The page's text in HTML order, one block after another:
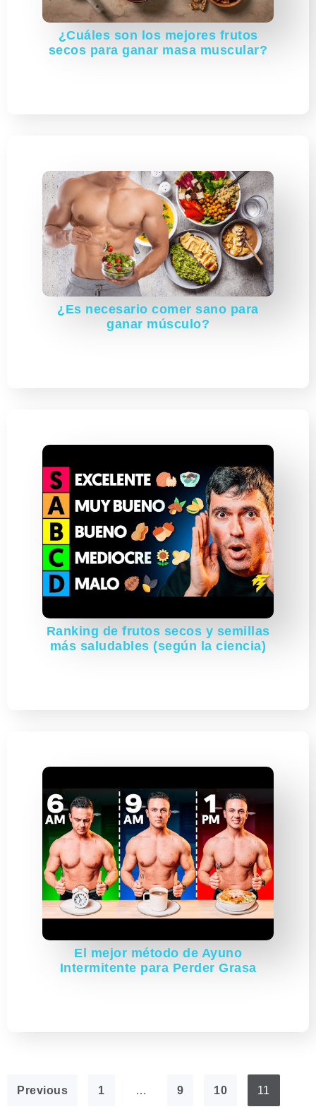
¿Cuáles son los mejores frutos
secos para ganar masa muscular?
¿Es necesario comer sano para
ganar músculo?
Ranking de frutos secos y semillas
más saludables (según la ciencia)
El mejor método de Ayuno
Intermitente para Perder Grasa
Previous 1 … 9 10 11